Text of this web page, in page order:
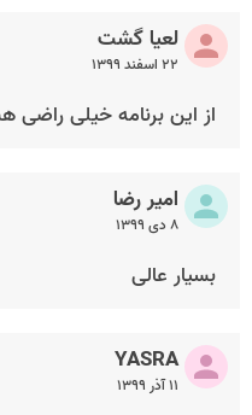
لعیا گشت
۲۲ اسفند ۱۳۹۹
از این برنامه خیلی راضی
امیر رضا
۸ دی ۱۳۹۹
بسیار عالی
YASRA
۱۱ آذر ۱۳۹۹